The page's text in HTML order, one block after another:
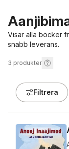
Visar alla böcker
snabb leverans.
3 produkter
Filtrera